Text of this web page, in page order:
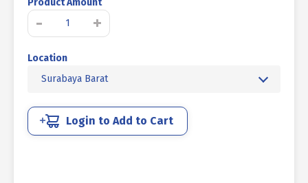
Product Amount
-
Kuantitas
MM
10.9
DIN
931
+
Location
Surabaya Barat
Login to Add to Cart